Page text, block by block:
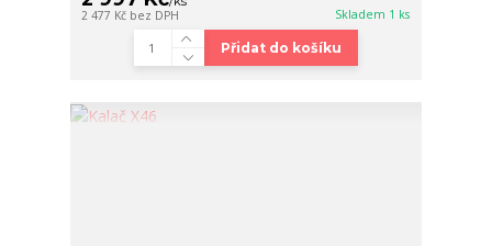
2 477 Kč bez DPH Skladem 1 ks
Přidat do košíku